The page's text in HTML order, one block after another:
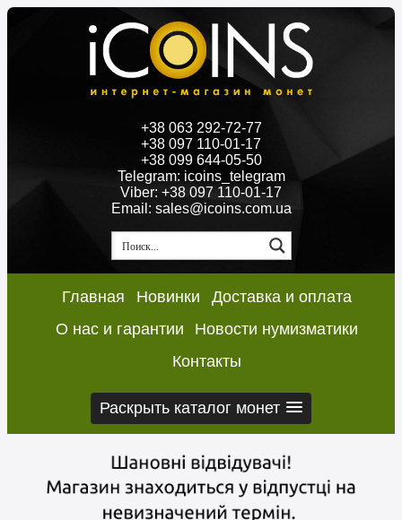
+38 063 292-72-77
+38 097 110-01-17
+38 099 644-05-50
Telegram: icoins_telegram
Viber: +38 097 110-01-17
Email: sales@icoins.com.ua
Главная Новинки
Доставка и оплата
О нас и гарантии
Новости нумизматики
Контакты
Раскрыть каталог монет